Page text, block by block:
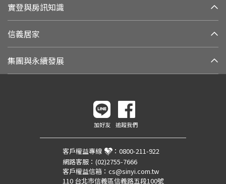
實登與房訊知識
信義居家
集團與永續發展
加好友 追蹤我們
客戶權益專線 ： 0800-211-922
網路客服： (02)2755-7666
客戶權益信箱： cs@sinyi.com.tw
110 台北市信義區信義路五段100號